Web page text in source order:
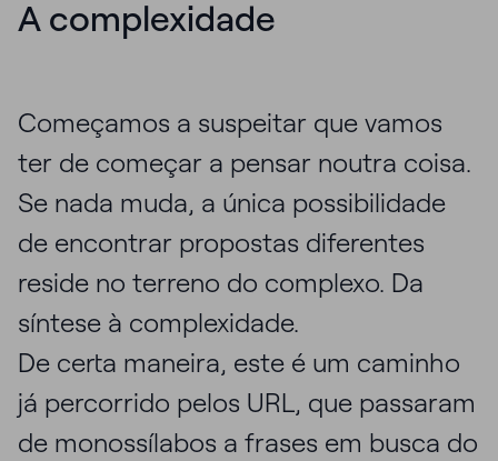
A complexidade
Começamos a suspeitar que vamos
ter de começar a pensar noutra coisa.
Se nada muda, a única possibilidade
de encontrar propostas diferentes
reside no terreno do complexo. Da
síntese à complexidade.
De certa maneira, este é um caminho
já percorrido pelos URL, que passaram
de monossílabos a frases em busca do